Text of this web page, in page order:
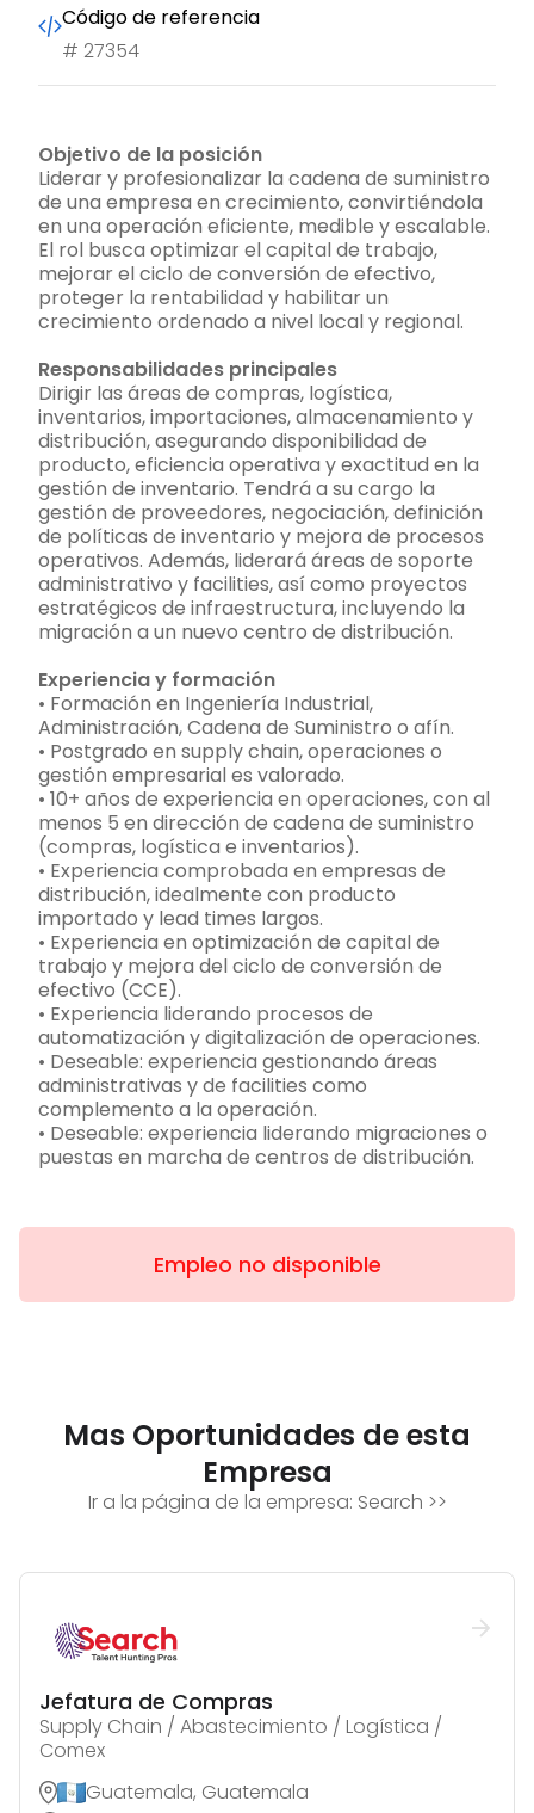
Objetivo de la posición
Liderar y profesionalizar la cadena de suministro
de una empresa en crecimiento, convirtiéndola
en una operación eficiente, medible y escalable.
El rol busca optimizar el capital de trabajo,
mejorar el ciclo de conversión de efectivo,
proteger la rentabilidad y habilitar un
crecimiento ordenado a nivel local y regional.
Responsabilidades principales
Dirigir las áreas de compras, logística,
inventarios, importaciones, almacenamiento y
distribución, asegurando disponibilidad de
producto, eficiencia operativa y exactitud en la
gestión de inventario. Tendrá a su cargo la
gestión de proveedores, negociación, definición
de políticas de inventario y mejora de procesos
operativos. Además, liderará áreas de soporte
administrativo y facilities, así como proyectos
estratégicos de infraestructura, incluyendo la
migración a un nuevo centro de distribución.
Experiencia y formación
• Formación en Ingeniería Industrial,
Administración, Cadena de Suministro o afín.
• Postgrado en supply chain, operaciones o
gestión empresarial es valorado.
• 10+ años de experiencia en operaciones, con al
menos 5 en dirección de cadena de suministro
(compras, logística e inventarios).
• Experiencia comprobada en empresas de
distribución, idealmente con producto
importado y lead times largos.
• Experiencia en optimización de capital de
trabajo y mejora del ciclo de conversión de
efectivo (CCE).
• Experiencia liderando procesos de
automatización y digitalización de operaciones.
• Deseable: experiencia gestionando áreas
administrativas y de facilities como
complemento a la operación.
• Deseable: experiencia liderando migraciones o
puestas en marcha de centros de distribución.
Código de referencia
# 27354
Empleo no disponible
Mas Oportunidades de esta
Empresa
Ir a la página de la empresa: Search >>
Jefatura de Compras
Supply Chain / Abastecimiento / Logística /
Comex
Guatemala, Guatemala